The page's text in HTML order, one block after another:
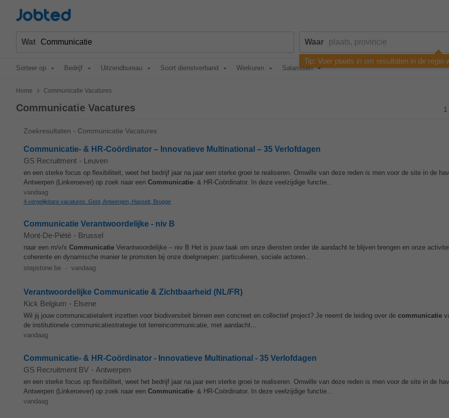
Jobted
Wat Waar
Tip: Voer plaats in om resultaten in de regio
Sorteer op Bedrijf Uitzendbureau Soort dienstverband Werkuren Salarissen
Home > Communicatie Vacatures
Communicatie Vacatures
Zoekresultaten - Communicatie Vacatures
Communicatie- & HR-Coördinator – Innovatieve Multinational – 35 Verlofdagen
GS Recruitment - Leuven
en een sterke focus op flexibiliteit, weet het bedrijf jaar na jaar een sterke groei te realiseren. Omwille van deze reden is men voor de site in de
Antwerpen (Linkeroever) op zoek naar een Communicatie- & HR-Coördinator. In deze veelzijdige functie...
vandaag
4 vergelijkbare vacatures: Gent, Antwerpen, Hasselt, Brugge
Communicatie Verantwoordelijke - niv B
Mont-De-Piété - Brussel
naar een m/v/x Communicatie Verantwoordelijke – niv B Het is jouw taak om onze diensten onder de aandacht te blijven brengen en onze
coherente en dynamische manier te promoten bij onze doelgroepen: particulieren, sociale actoren...
stepstone.be - vandaag
Verantwoordelijke Communicatie & Zichtbaarheid (NL/FR)
Kick Belgium - Elsene
Wil jij jouw communicatietalent inzetten voor biodiversiteit binnen een concreet en collectief project? Je neemt de leiding over de communicatie
de institutionele communicatiestrategie tot terreincommunicatie, met aandacht...
vandaag
Communicatie- & HR-Coördinator - Innovatieve Multinational - 35 Verlofdagen
GS Recruitment BV - Antwerpen
en een sterke focus op flexibiliteit, weet het bedrijf jaar na jaar een sterke groei te realiseren. Omwille van deze reden is men voor de site in de
Antwerpen (Linkeroever) op zoek naar een Communicatie- & HR-Coördinator. In deze veelzijdige functie...
vandaag